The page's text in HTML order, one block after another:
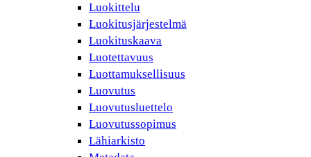
Luokittelu
Luokitusjärjestelmä
Luokituskaava
Luotettavuus
Luottamuksellisuus
Luovutus
Luovutusluettelo
Luovutussopimus
Lähiarkisto